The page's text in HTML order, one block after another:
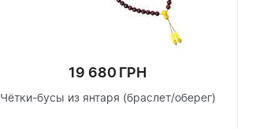
19 680 ГРН
Чётки-бусы из янтаря (браслет/оберег)